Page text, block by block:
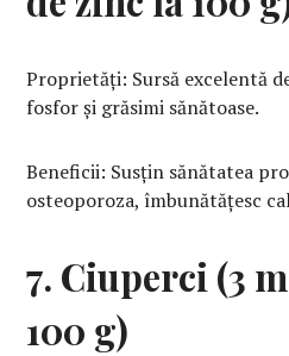
Proprietăți: Sursă excelentă
fosfor și grăsimi sănătoase.
Beneficii: Susțin sănătatea
osteoporoza, îmbunătățesc
7. Ciuperci (3
100 g)